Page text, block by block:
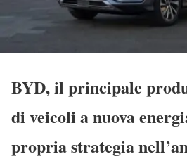
BYD, il principale
di veicoli a nuova
propria strategia